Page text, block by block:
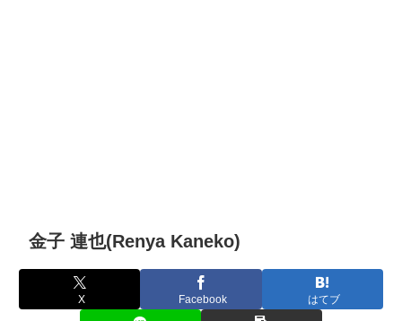
金子 連也(Renya Kaneko)
X Facebook はてブ